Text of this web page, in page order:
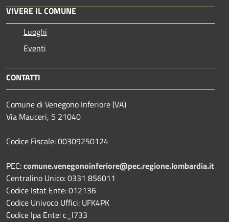
VIVERE IL COMUNE
Luoghi
Eventi
CONTATTI
Comune di Venegono Inferiore (VA)
Via Mauceri, 5 21040
Codice Fiscale: 00309250124
PEC:comune.venegonoinferiore@pec.regione.lombardia.it
Centralino Unico: 0331 856011
Codice Istat Ente: 012136
Codice Univoco Uffici: UFK4PK
Codice Ipa Ente: c_l733